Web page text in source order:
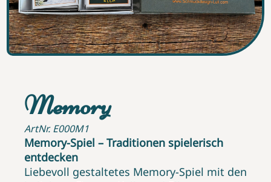
Memory
ArtNr. E000M1
Memory-Spiel – Traditionen spielerisch
entdecken
Liebevoll gestaltetes Memory-Spiel mit den